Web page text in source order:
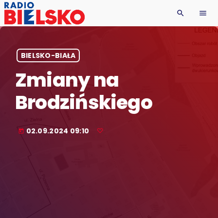
search menu
BIELSKO-BIAŁA
Zmiany na
Brodzińskiego
today 02.09.2024 09:10